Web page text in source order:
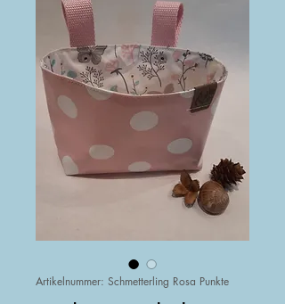
Artikelnummer: Schmetterling Rosa Punkte